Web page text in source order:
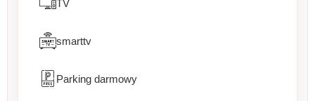
TV
smarttv
Parking darmowy